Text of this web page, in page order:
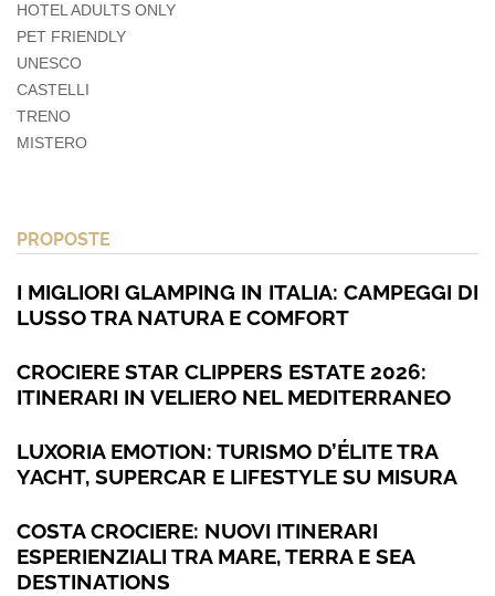
HOTEL ADULTS ONLY
PET FRIENDLY
UNESCO
CASTELLI
TRENO
MISTERO
PROPOSTE
I MIGLIORI GLAMPING IN ITALIA: CAMPEGGI DI
LUSSO TRA NATURA E COMFORT
CROCIERE STAR CLIPPERS ESTATE 2026:
ITINERARI IN VELIERO NEL MEDITERRANEO
LUXORIA EMOTION: TURISMO D’ÉLITE TRA
YACHT, SUPERCAR E LIFESTYLE SU MISURA
COSTA CROCIERE: NUOVI ITINERARI
ESPERIENZIALI TRA MARE, TERRA E SEA
DESTINATIONS